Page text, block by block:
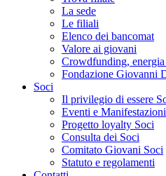
La sede
Le filiali
Elenco dei bancomat
Valore ai giovani
Crowdfunding,
Fondazione Giovanni
Soci
Il privilegio di essere
Eventi e Manifestazioni
Progetto loyalty Soci
Consulta dei Soci
Comitato Giovani Soci
Statuto e regolamenti